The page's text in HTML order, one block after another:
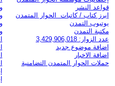
قواعد النشر
ابرز كتاب / كاتبات الحوار المتمدن
يوتيوب التمدن
مكتبة التمدن
عدد الزوار: 3,429,906,018
اضافة موضوع جديد
اضافة الاخبار
حملات الحوار المتمدن التضامنية